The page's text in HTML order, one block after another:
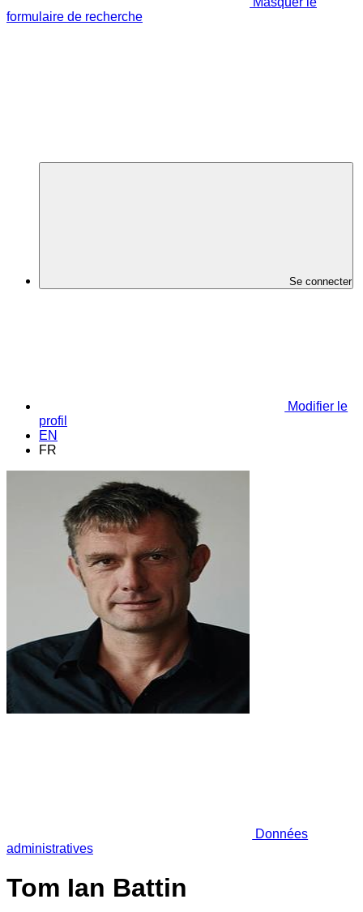
formulaire de recherche
Se connecter
Modifier le
profil
EN
FR
Données
administratives
Tom Ian Battin